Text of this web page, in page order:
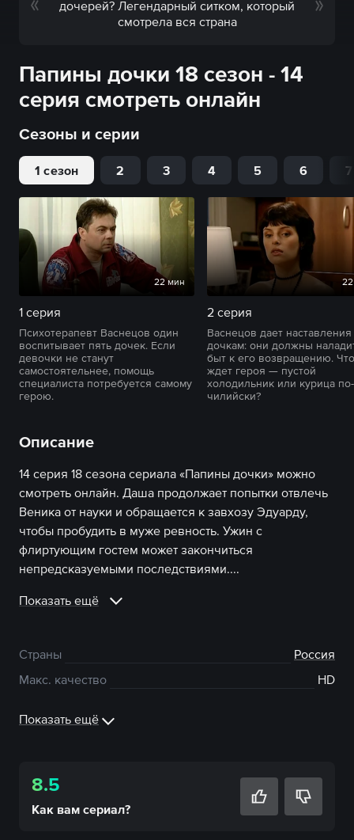
дочерей? Легендарный ситком, который
смотрела вся страна
Папины дочки 18 сезон - 14
серия смотреть онлайн
Сезоны и серии
1 сезон 2 3 4 5 6 7
22 мин
1 серия
Психотерапевт Васнецов один
воспитывает пять дочек. Если
девочки не станут
самостоятельнее, помощь
специалиста потребуется самому
герою.
2 серия
Васнецов дает наставления
дочкам: они должны
быт к его возвращению. Что
ждет героя — пустой
холодильник или курица по-
чилийски?
Описание
14 серия 18 сезона сериала «Папины дочки» можно
смотреть онлайн. Даша продолжает попытки отвлечь
Веника от науки и обращается к завхозу Эдуарду,
чтобы пробудить в муже ревность. Ужин с
флиртующим гостем может закончиться
непредсказуемыми последствиями....
Показать ещё
Страны
Россия
Макс. качество
HD
Показать ещё
8.5
Как вам сериал?